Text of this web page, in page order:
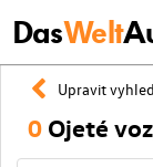
DasWelt
Upravit
0 Ojeté